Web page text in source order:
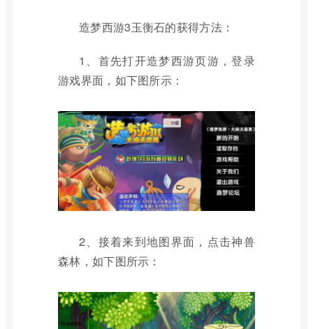
造梦西游3玉衡石的获得方法：
1、首先打开造梦西游页游，登录
游戏界面，如下图所示：
2、接着来到地图界面，点击神兽
森林，如下图所示：